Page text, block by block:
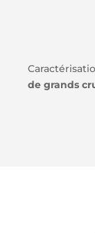
de grands